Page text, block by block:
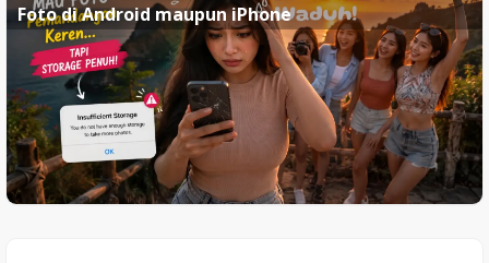
Foto di Android maupun iPhone